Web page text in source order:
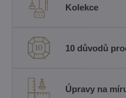
Kolekce
10 důvodů
Úpravy na